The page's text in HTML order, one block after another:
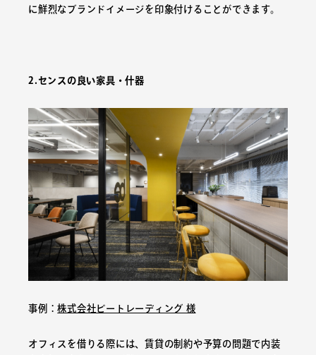
に鮮烈なブランドイメージを印象付けることができます。
2.センスの良い家具・什器
事例：株式会社ビートレーディング 様
オフィスを借りる際には、賃貸の制約や予算の問題で内装